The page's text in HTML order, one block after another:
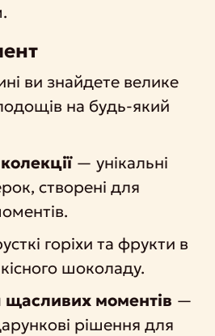
ви знайдете велике
на будь-який
— унікальні
створені для
горіхи та фрукти в
шоколаду.
моментів —
рішення для